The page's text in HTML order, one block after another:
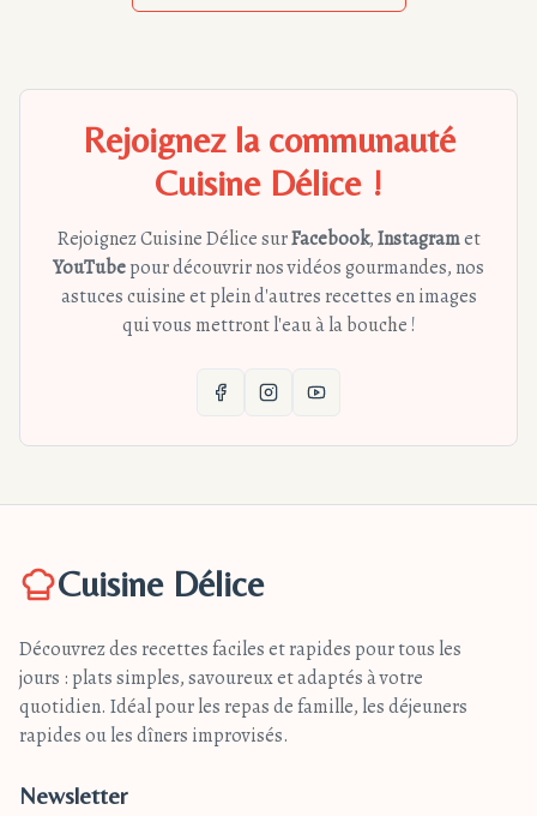
Rejoignez la communauté
Cuisine Délice !
Rejoignez Cuisine Délice surFacebook,Instagramet
YouTubepour découvrir nos vidéos gourmandes, nos
astuces cuisine et plein d'autres recettes en images
qui vous mettront l'eau à la bouche !
Cuisine Délice
Découvrez des recettes faciles et rapides pour tous les
jours : plats simples, savoureux et adaptés à votre
quotidien. Idéal pour les repas de famille, les déjeuners
rapides ou les dîners improvisés.
Newsletter